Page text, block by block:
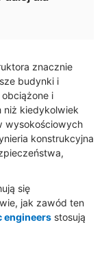
znacznie
budynki i
i
niż kiedykolwiek
wysokościowych
konstrukcyjna
się
jak zawód ten
engineers stosują